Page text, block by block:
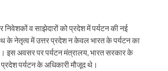
प्लेन क्रैश में एनसीपी के की गई
व साझेदारों को प्रदेश में पर्यटन की नई
के नेतृत्व में उत्तर प्रदेश न केवल भारत के पर्यटन का
इस अवसर पर पर्यटन मंत्रालय, भारत सरकार के
प्रदेश पर्यटन के अधिकारी मौजूद थे।